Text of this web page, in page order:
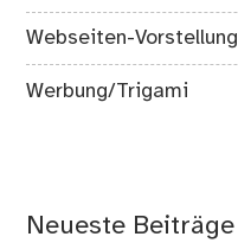
Webseiten-Vorstellung
Werbung/Trigami
Neueste Beiträge